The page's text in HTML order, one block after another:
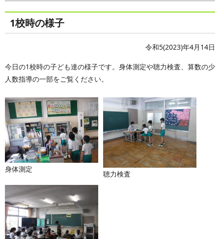
1校時の様子
令和5(2023)年4月14日
今日の1校時の子ども達の様子です。身体測定や聴力検査、算数の少
人数指導の一部をご覧ください。
身体測定
聴力検査